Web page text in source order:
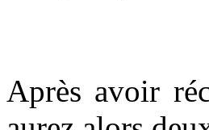
Après avoir